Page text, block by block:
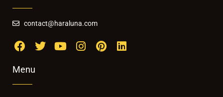
contact@haraluna.com
Menu